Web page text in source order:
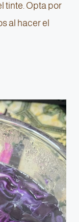
tinte. Opta por
al hacer el